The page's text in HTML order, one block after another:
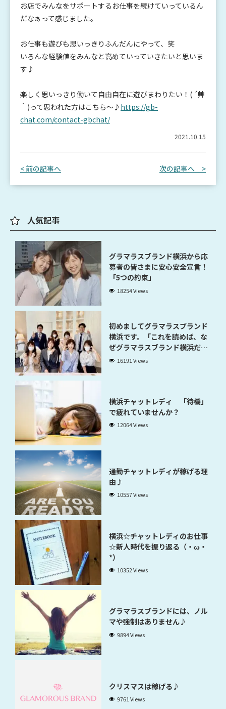
お店でみんなをサポートするお仕事を続けていっているん
だなぁって感じました。
お仕事も遊びも思いっきりふんだんにやって、笑
いろんな経験値をみんなと高めていっていきたいと思いま
す♪
楽しく思いっきり働いて自由自在に遊びまわりたい！( ´艸
｀)って思われた方はこちら～♪ https://gb-
chat.com/contact-gbchat/
2021.10.15
< 前の記事へ 次の記事へ >
人気記事
グラマラスブランド横浜から応
募者の皆さまに安心安全宣言！
「5つの約束」
18254 Views
初めましてグラマラスブランド
横浜です。「これを読めば、な
ぜグラマラスブランド横浜だと
稼げるのかが分かります」
16191 Views
横浜チャットレディ 「待機」
で疲れていませんか？
12064 Views
通勤チャットレディが稼げる理
由♪
10557 Views
横浜☆チャットレディのお仕事
☆新人時代を振り返る（・ω・
*）
10352 Views
グラマラスブランドには、ノル
マや強制はありません♪
9894 Views
クリスマスは稼げる♪
9761 Views